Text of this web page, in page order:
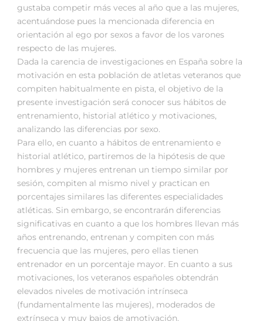
gustaba competir más veces al año que a las mujeres,
acentuándose pues la mencionada diferencia en
orientación al ego por sexos a favor de los varones
respecto de las mujeres.
Dada la carencia de investigaciones en España sobre la
motivación en esta población de atletas veteranos que
compiten habitualmente en pista, el objetivo de la
presente investigación será conocer sus hábitos de
entrenamiento, historial atlético y motivaciones,
analizando las diferencias por sexo.
Para ello, en cuanto a hábitos de entrenamiento e
historial atlético, partiremos de la hipótesis de que
hombres y mujeres entrenan un tiempo similar por
sesión, compiten al mismo nivel y practican en
porcentajes similares las diferentes especialidades
atléticas. Sin embargo, se encontrarán diferencias
significativas en cuanto a que los hombres llevan más
años entrenando, entrenan y compiten con más
frecuencia que las mujeres, pero ellas tienen
entrenador en un porcentaje mayor. En cuanto a sus
motivaciones, los veteranos españoles obtendrán
elevados niveles de motivación intrínseca
(fundamentalmente las mujeres), moderados de
extrínseca y muy bajos de amotivación.